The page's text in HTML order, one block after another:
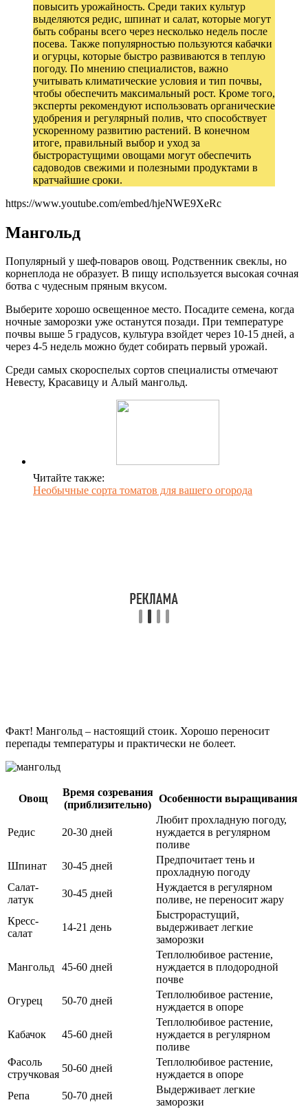
повысить урожайность. Среди таких культур
выделяются редис, шпинат и салат, которые могут
быть собраны всего через несколько недель после
посева. Также популярностью пользуются кабачки
и огурцы, которые быстро развиваются в теплую
погоду. По мнению специалистов, важно
учитывать климатические условия и тип почвы,
чтобы обеспечить максимальный рост. Кроме того,
эксперты рекомендуют использовать органические
удобрения и регулярный полив, что способствует
ускоренному развитию растений. В конечном
итоге, правильный выбор и уход за
быстрорастущими овощами могут обеспечить
садоводов свежими и полезными продуктами в
кратчайшие сроки.
https://www.youtube.com/embed/hjeNWE9XeRc
Мангольд
Популярный у шеф-поваров овощ. Родственник свеклы, но
корнеплода не образует. В пищу используется высокая сочная
ботва с чудесным пряным вкусом.
Выберите хорошо освещенное место. Посадите семена, когда
ночные заморозки уже останутся позади. При температуре
почвы выше 5 градусов, культура взойдет через 10-15 дней, а
через 4-5 недель можно будет собирать первый урожай.
Среди самых скороспелых сортов специалисты отмечают
Невесту, Красавицу и Алый мангольд.
Читайте также:
Необычные сорта томатов для вашего огорода
Факт! Мангольд – настоящий стоик. Хорошо переносит
перепады температуры и практически не болеет.
Овощ
Время созревания
(приблизительно)
Особенности выращивания
Редис 20-30 дней
Любит прохладную погоду,
нуждается в регулярном
поливе
Шпинат
30-45 дней
Предпочитает тень и
прохладную погоду
Салат-
латук
30-45 дней
Нуждается в регулярном
поливе, не переносит жару
Кресс-
салат
14-21 день
Быстрорастущий,
выдерживает легкие
заморозки
Мангольд 45-60 дней
Теплолюбивое растение,
нуждается в плодородной
почве
Огурец
50-70 дней
Теплолюбивое растение,
нуждается в опоре
Кабачок 45-60 дней
Теплолюбивое растение,
нуждается в регулярном
поливе
Фасоль
стручковая
50-60 дней
Теплолюбивое растение,
нуждается в опоре
Репа
50-70 дней
Выдерживает легкие
заморозки